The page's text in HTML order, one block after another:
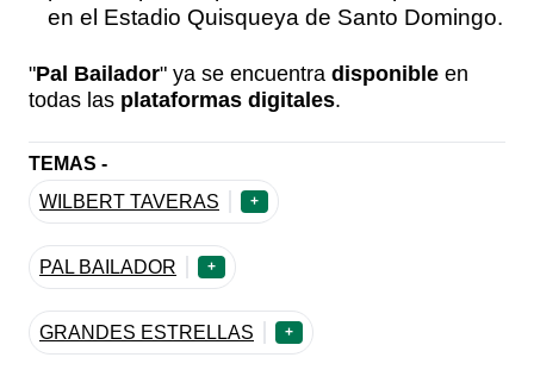
en el Estadio Quisqueya de Santo Domingo.
"Pal Bailador" ya se encuentra disponible en
todas las plataformas digitales.
TEMAS -
WILBERT TAVERAS
+
PAL BAILADOR +
GRANDES ESTRELLAS +